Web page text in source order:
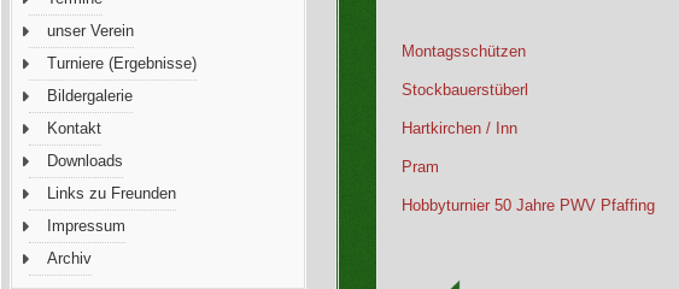
unser Verein
Turniere (Ergebnisse)
Bildergalerie
Kontakt
Downloads
Links zu Freunden
Impressum
Archiv
Montagsschützen
Stockbauerstüberl
Hartkirchen / Inn
Pram
Hobbyturnier 50 Jahre PWV Pfaffing